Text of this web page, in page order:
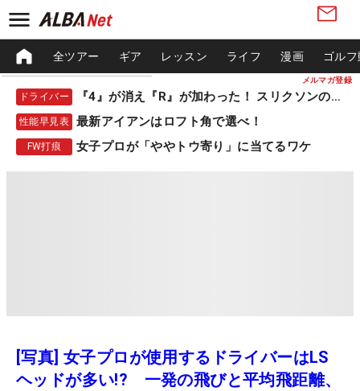
メルマガ登録
全ツアー ギア レッスン ライフ 漫画 ゴル
ドライバー 『4』が消え『R』が加わった！ スリクソンの新作
性能早見表 最新アイアンはロフト角で選べ！
FW打痕 女子プロが「ややトウ寄り」に当てるワケ
[写真] 女子プロが使用するドライバーはLS
ヘッドが多い!? 一発の飛びと平均飛距離、